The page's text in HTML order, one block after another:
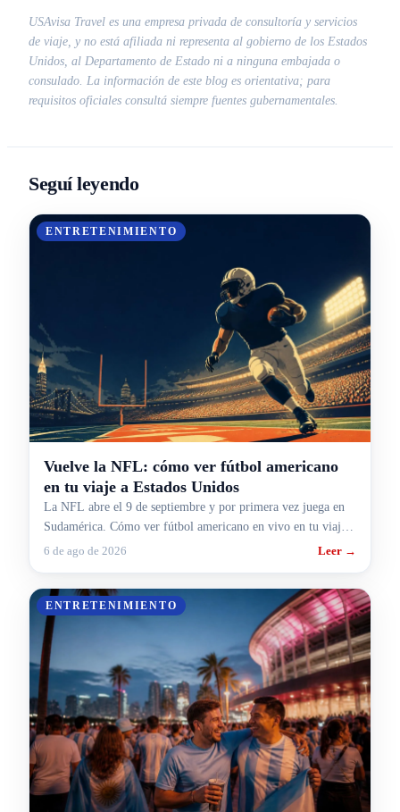
USAvisa Travel es una empresa privada de consultoría y servicios
de viaje, y no está afiliada ni representa al gobierno de los Estados
Unidos, al Departamento de Estado ni a ninguna embajada o
consulado. La información de este blog es orientativa; para
requisitos oficiales consultá siempre fuentes gubernamentales.
Seguí leyendo
ENTRETENIMIENTO
Vuelve la NFL: cómo ver fútbol americano
en tu viaje a Estados Unidos
La NFL abre el 9 de septiembre y por primera vez juega en
Sudamérica. Cómo ver fútbol americano en vivo en tu viaje a
Estados Unidos.
6 de ago de 2026 Leer →
ENTRETENIMIENTO